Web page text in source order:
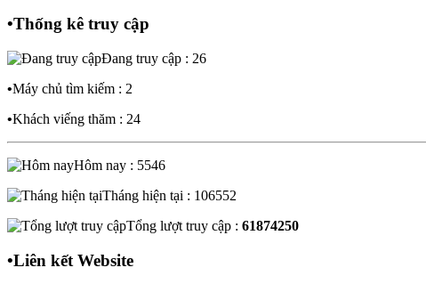
•Thống kê truy cập
Đang truy cập : 26
•Máy chủ tìm kiếm : 2
•Khách viếng thăm : 24
Hôm nay : 5546
Tháng hiện tại : 106552
Tổng lượt truy cập : 61874250
•Liên kết Website